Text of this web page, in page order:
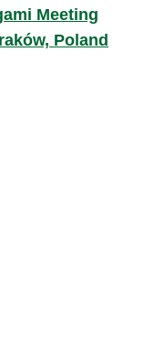
Meeting
Poland